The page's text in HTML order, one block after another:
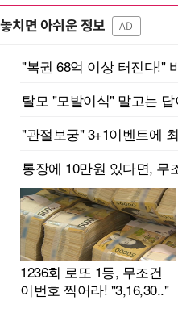
놓치면 아쉬운 정보 AD